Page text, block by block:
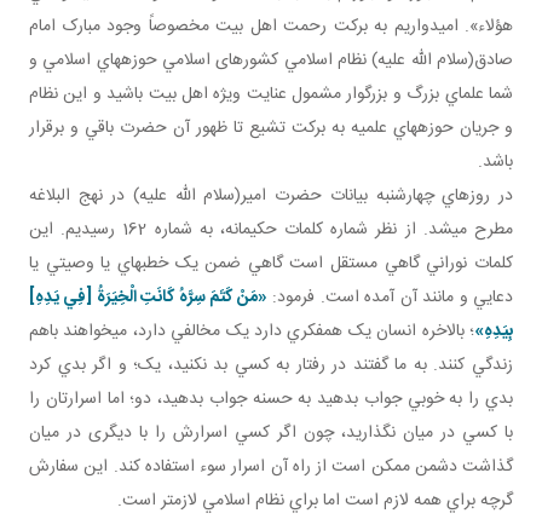
هؤلاء». اميدواريم به برکت رحمت اهل بيت مخصوصاً وجود مبارک امام
صادق(سلام الله عليه) نظام اسلامي کشورهای اسلامي حوزه هاي اسلامي و
شما علماي بزرگ و بزرگوار مشمول عنايت ويژه اهل بيت باشيد و اين نظام
و جريان حوزه هاي علميه به برکت تشيع تا ظهور آن حضرت باقي و برقرار
باشد.
در روز هاي چهارشنبه بيانات حضرت امير(سلام الله عليه) در نهج البلاغه
مطرح مي شد. از نظر شماره کلمات حکيمانه، به شماره 162 رسيديم. اين
کلمات نوراني گاهي مستقل است گاهي ضمن يک خطبه اي يا وصيتي يا
دعايي و مانند آن آمده است. فرمود: «مَنْ كَتَمَ سِرَّهُ كَانَتِ الْخِيَرَةُ [فِي يَدِهِ‏]
بِيَدِهِ‏»؛ بالاخره انسان يک همفکري دارد يک مخالفي دارد، مي خواهند باهم
زندگي کنند. به ما گفتند در رفتار به کسي بد نکنيد، يک؛ و اگر بدي کرد
بدي را به خوبي جواب بدهيد به حسنه جواب بدهيد، دو؛ اما اسرارتان را
با کسي در ميان نگذاريد، چون اگر کسي اسرارش را با ديگری در ميان
گذاشت دشمن ممکن است از راه آن اسرار سوء استفاده کند. اين سفارش
گرچه براي همه لازم است اما براي نظام اسلامي لازم تر است.